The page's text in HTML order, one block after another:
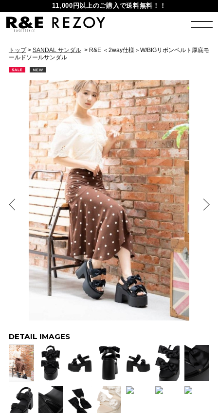
11,000円以上のご購入で送料無料！！
トップ > SANDAL サンダル> R&E ＜2way仕様＞W/BIGリボンベルト厚底モ
ールドソールサンダル
DETAIL IMAGES